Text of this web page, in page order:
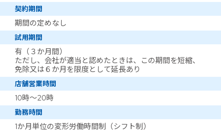
契約期間
期間の定めなし
試用期間
有（３か月間）
ただし、会社が適当と認めたときは、この期間を短縮、
免除又は６か月を限度として延長あり
店舗営業時間
10時～20時
勤務時間
1か月単位の変形労働時間制（シフト制）